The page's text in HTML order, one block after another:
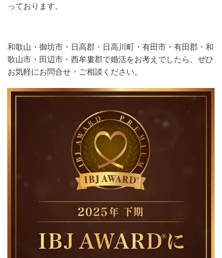
っております。
和歌山・御坊市・日高郡・日高川町・有田市・有田郡・和
歌山市・田辺市・西牟婁郡で婚活をお考えでしたら、ぜひ
お気軽にお問合せ・ご相談ください。